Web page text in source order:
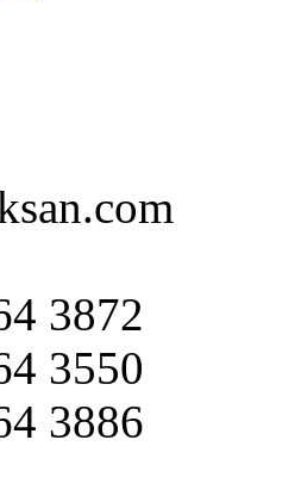
3872
3550
3886